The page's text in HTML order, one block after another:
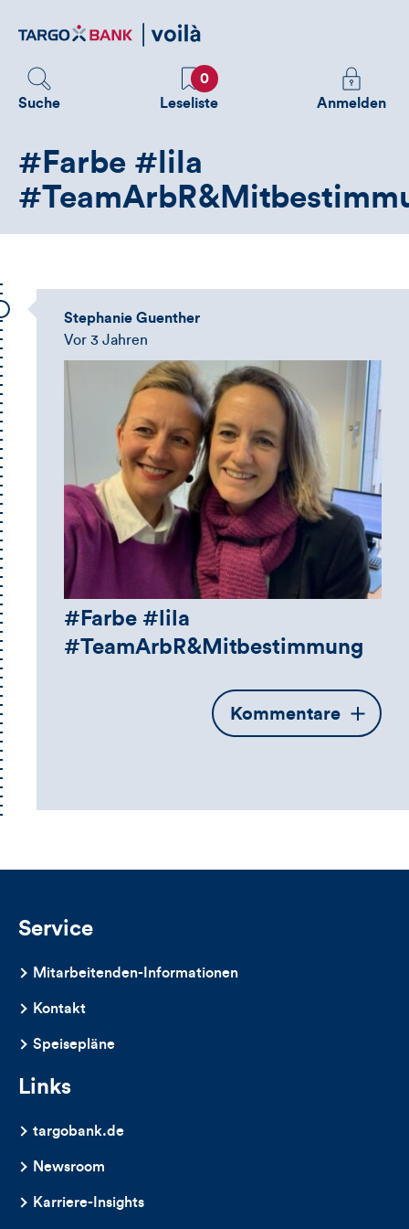
zum
Suche
Favoriten
0
Leseliste
Melden
Sie
zusätzliche
Anmelden
#Farbe #lila
Stephanie Guenther
Vor 3 Jahren
#Farbe #lila
#TeamArbR&Mitbestimmung
Öffnet
die
Kommentare
Service
Mitarbeitenden-Informationen
Kontakt
Speisepläne
Links
targobank.de
Newsroom
Karriere-Insights